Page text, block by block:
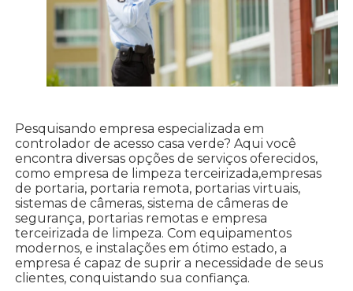
Pesquisando empresa especializada em
controlador de acesso casa verde? Aqui você
encontra diversas opções de serviços oferecidos,
como empresa de limpeza terceirizada,empresas
de portaria, portaria remota, portarias virtuais,
sistemas de câmeras, sistema de câmeras de
segurança, portarias remotas e empresa
terceirizada de limpeza. Com equipamentos
modernos, e instalações em ótimo estado, a
empresa é capaz de suprir a necessidade de seus
clientes, conquistando sua confiança.